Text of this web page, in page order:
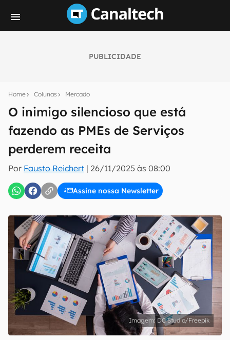
PUBLICIDADE
Home Colunas Mercado
O inimigo silencioso que está
fazendo as PMEs de Serviços
perderem receita
Por Fausto Reichert | 26/11/2025 às 08:00
Assine nossa Newsletter
notícias e reviews sobre tecnologia em primeira
mão.
E-mail
inscreva-se
Uso e Política de Privacidade do Canaltech.
DC Studio/Freepik